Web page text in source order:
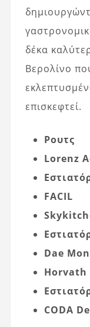
δέκα
Βερολίνο
επισκεφτεί.
Ρουτς
Lorenz
FACIL
Dae Mon
Horvath
CODA